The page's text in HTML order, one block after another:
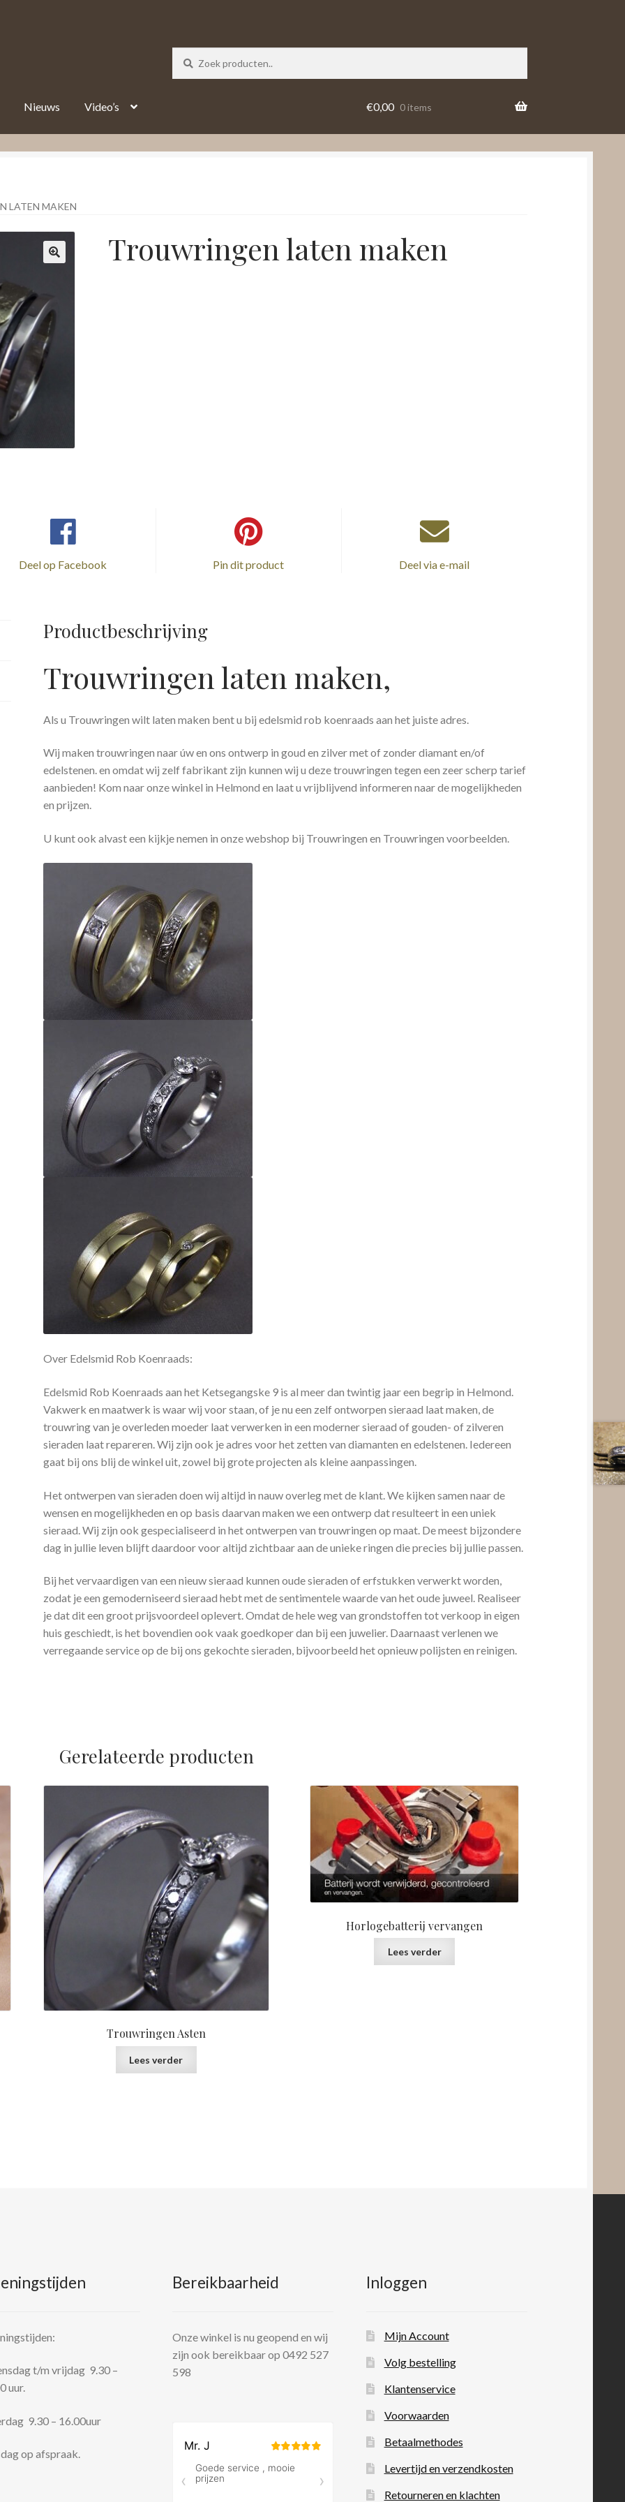
Nieuws Video’s €0,00 0 items
LATEN MAKEN
Trouwringen laten maken
Deel op Facebook Pin dit product Deel via e-mail
Productbeschrijving
Trouwringen laten maken,
Als u Trouwringen wilt laten maken bent u bij edelsmid rob koenraads aan het juiste adres.
Wij maken trouwringen naar úw en ons ontwerp in goud en zilver met of zonder diamant en/of
edelstenen. en omdat wij zelf fabrikant zijn kunnen wij u deze trouwringen tegen een zeer scherp tarief
aanbieden! Kom naar onze winkel in Helmond en laat u vrijblijvend informeren naar de mogelijkheden
en prijzen.
U kunt ook alvast een kijkje nemen in onze webshop bij Trouwringen en Trouwringen voorbeelden.
Over Edelsmid Rob Koenraads:
Edelsmid Rob Koenraads aan het Ketsegangske 9 is al meer dan twintig jaar een begrip in Helmond.
Vakwerk en maatwerk is waar wij voor staan, of je nu een zelf ontworpen sieraad laat maken, de
trouwring van je overleden moeder laat verwerken in een moderner sieraad of gouden- of zilveren
sieraden laat repareren. Wij zijn ook je adres voor het zetten van diamanten en edelstenen. Iedereen
gaat bij ons blij de winkel uit, zowel bij grote projecten als kleine aanpassingen.
Het ontwerpen van sieraden doen wij altijd in nauw overleg met de klant. We kijken samen naar de
wensen en mogelijkheden en op basis daarvan maken we een ontwerp dat resulteert in een uniek
sieraad. Wij zijn ook gespecialiseerd in het ontwerpen van trouwringen op maat. De meest bijzondere
dag in jullie leven blijft daardoor voor altijd zichtbaar aan de unieke ringen die precies bij jullie passen.
Bij het vervaardigen van een nieuw sieraad kunnen oude sieraden of erfstukken verwerkt worden,
zodat je een gemoderniseerd sieraad hebt met de sentimentele waarde van het oude juweel. Realiseer
je dat dit een groot prijsvoordeel oplevert. Omdat de hele weg van grondstoffen tot verkoop in eigen
huis geschiedt, is het bovendien ook vaak goedkoper dan bij een juwelier. Daarnaast verlenen we
verregaande service op de bij ons gekochte sieraden, bijvoorbeeld het opnieuw polijsten en reinigen.
Gerelateerde producten
Trouwringen Asten
Lees verder
Horlogebatterij vervangen
Lees verder
t/m vrijdag 9.30 –
uur.
9.30 – 16.00uur
op afspraak.
Bereikbaarheid
Onze winkel is nu geopend en wij
zijn ook bereikbaar op 0492 527
598
Inloggen
Mijn Account
Volg bestelling
Klantenservice
Voorwaarden
Betaalmethodes
Levertijd en verzendkosten
Retourneren en klachten